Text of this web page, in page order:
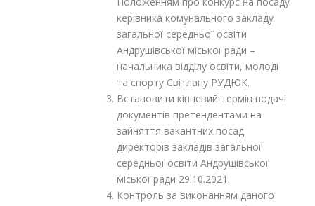
керівника комунального закладу
загальної середньої освіти
Андрушівської міської ради –
начальника відділу освіти, молоді
та спорту Світлану РУДЮК.
Встановити кінцевий термін подачі
документів претендентами на
зайняття вакантних посад
директорів закладів загальної
середньої освіти Андрушівської
міської ради 29.10.2021.
Контроль за виконанням даного